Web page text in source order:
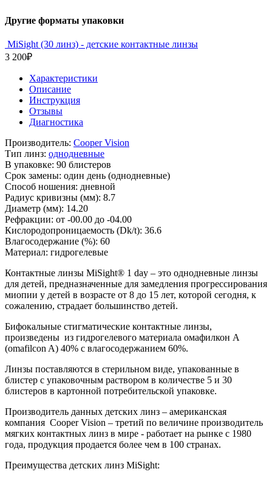
Другие форматы упаковки
MiSight (30 линз) - детские контактные линзы
3 200₽
Характеристики
Описание
Инструкция
Отзывы
Диагностика
Производитель: Cooper Vision
Тип линз: однодневные
В упаковке: 90 блистеров
Срок замены: один день (однодневные)
Способ ношения: дневной
Радиус кривизны (мм): 8.7
Диаметр (мм): 14.20
Рефракции: от -00.00 до -04.00
Кислородопроницаемость (Dk/t): 36.6
Влагосодержание (%): 60
Материал: гидрогелевые
Контактные линзы MiSight® 1 day – это однодневные линзы
для детей, предназначенные для замедления прогрессирования
миопии у детей в возрасте от 8 до 15 лет, которой сегодня, к
сожалению, страдает большинство детей.
Бифокальные стигматические контактные линзы,
произведены из гидрогелевого материала омафилкон А
(omafilcon A) 40% с влагосодержанием 60%.
Линзы поставляются в стерильном виде, упакованные в
блистер с упаковочным раствором в количестве 5 и 30
блистеров в картонной потребительской упаковке.
Производитель данных детских линз – американская
компания Cooper Vision – третий по величине производитель
мягких контактных линз в мире - работает на рынке с 1980
года, продукция продается более чем в 100 странах.
Преимущества детских линз MiSight: